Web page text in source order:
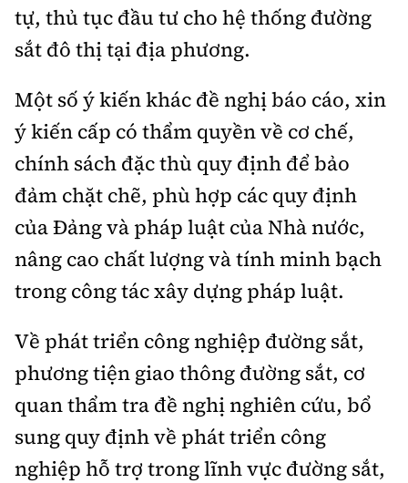
tự, thủ tục đầu tư cho hệ thống đường
sắt đô thị tại địa phương.
Một số ý kiến khác đề nghị báo cáo, xin
ý kiến cấp có thẩm quyền về cơ chế,
chính sách đặc thù quy định để bảo
đảm chặt chẽ, phù hợp các quy định
của Đảng và pháp luật của Nhà nước,
nâng cao chất lượng và tính minh bạch
trong công tác xây dựng pháp luật.
Về phát triển công nghiệp đường sắt,
phương tiện giao thông đường sắt, cơ
quan thẩm tra đề nghị nghiên cứu, bổ
sung quy định về phát triển công
nghiệp hỗ trợ trong lĩnh vực đường sắt,